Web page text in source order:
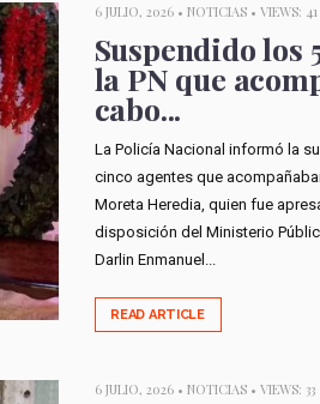
6 JULIO, 2026 • NOTICIAS• VIEWS: 41
Suspendido los
la PN que
cabo...
La Policía Nacional informó la
cinco agentes que
Moreta Heredia, quien fue
disposición del Ministerio
Darlin Enmanuel...
READ ARTICLE
6 JULIO, 2026 • NOTICIAS• VIEWS: 33